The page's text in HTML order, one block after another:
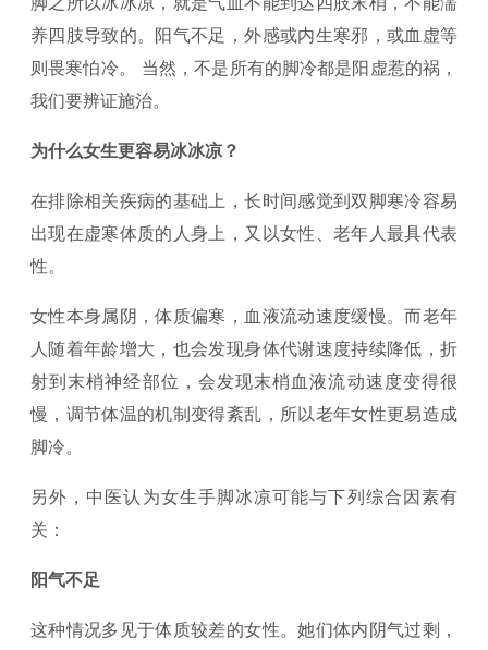
养四肢导致的。阳气不足，外感或内生寒邪，或血虚等
则畏寒怕冷。 当然，不是所有的脚冷都是阳虚惹的祸，
我们要辨证施治。
为什么女生更容易冰冰凉？
在排除相关疾病的基础上，长时间感觉到双脚寒冷容易
出现在虚寒体质的人身上，又以女性、老年人最具代表
性。
女性本身属阴，体质偏寒，血液流动速度缓慢。而老年
人随着年龄增大，也会发现身体代谢速度持续降低，折
射到末梢神经部位，会发现末梢血液流动速度变得很
慢，调节体温的机制变得紊乱，所以老年女性更易造成
脚冷。
另外，中医认为女生手脚冰凉可能与下列综合因素有
关：
阳气不足
这种情况多见于体质较差的女性。她们体内阴气过剩，